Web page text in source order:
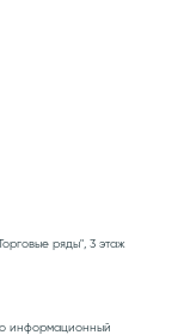
ряды", 3 этаж
информационный